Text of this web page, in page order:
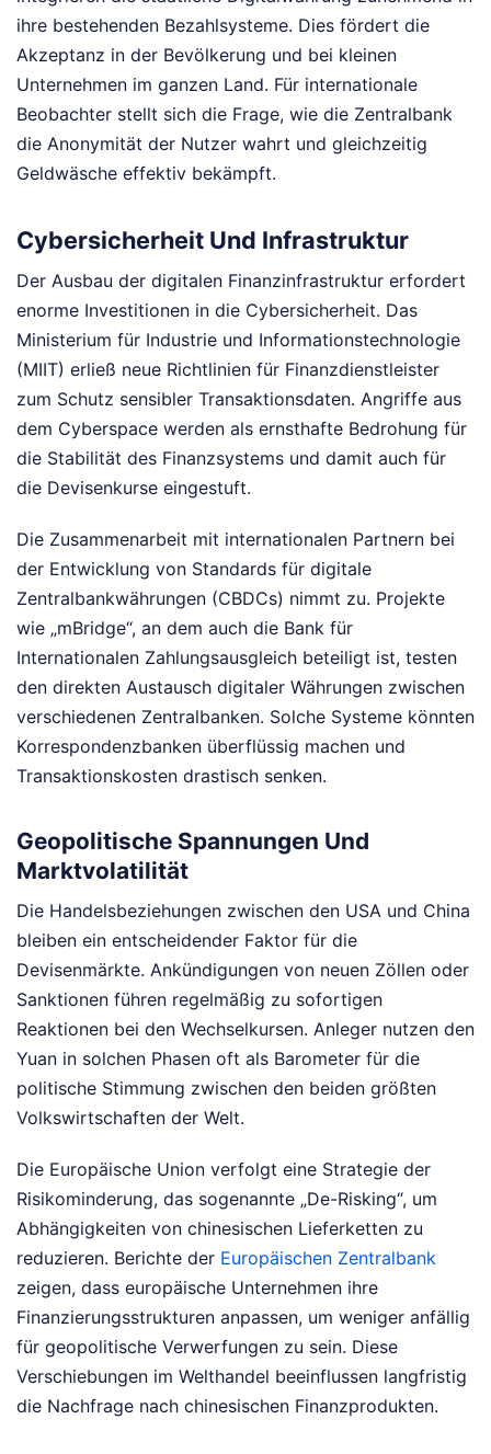
ihre bestehenden Bezahlsysteme. Dies fördert die
Akzeptanz in der Bevölkerung und bei kleinen
Unternehmen im ganzen Land. Für internationale
Beobachter stellt sich die Frage, wie die Zentralbank
die Anonymität der Nutzer wahrt und gleichzeitig
Geldwäsche effektiv bekämpft.
Cybersicherheit Und Infrastruktur
Der Ausbau der digitalen Finanzinfrastruktur erfordert
enorme Investitionen in die Cybersicherheit. Das
Ministerium für Industrie und Informationstechnologie
(MIIT) erließ neue Richtlinien für Finanzdienstleister
zum Schutz sensibler Transaktionsdaten. Angriffe aus
dem Cyberspace werden als ernsthafte Bedrohung für
die Stabilität des Finanzsystems und damit auch für
die Devisenkurse eingestuft.
Die Zusammenarbeit mit internationalen Partnern bei
der Entwicklung von Standards für digitale
Zentralbankwährungen (CBDCs) nimmt zu. Projekte
wie „mBridge“, an dem auch die Bank für
Internationalen Zahlungsausgleich beteiligt ist, testen
den direkten Austausch digitaler Währungen zwischen
verschiedenen Zentralbanken. Solche Systeme könnten
Korrespondenzbanken überflüssig machen und
Transaktionskosten drastisch senken.
Geopolitische Spannungen Und
Marktvolatilität
Die Handelsbeziehungen zwischen den USA und China
bleiben ein entscheidender Faktor für die
Devisenmärkte. Ankündigungen von neuen Zöllen oder
Sanktionen führen regelmäßig zu sofortigen
Reaktionen bei den Wechselkursen. Anleger nutzen den
Yuan in solchen Phasen oft als Barometer für die
politische Stimmung zwischen den beiden größten
Volkswirtschaften der Welt.
Die Europäische Union verfolgt eine Strategie der
Risikominderung, das sogenannte „De-Risking“, um
Abhängigkeiten von chinesischen Lieferketten zu
reduzieren. Berichte der Europäischen Zentralbank
zeigen, dass europäische Unternehmen ihre
Finanzierungsstrukturen anpassen, um weniger anfällig
für geopolitische Verwerfungen zu sein. Diese
Verschiebungen im Welthandel beeinflussen langfristig
die Nachfrage nach chinesischen Finanzprodukten.